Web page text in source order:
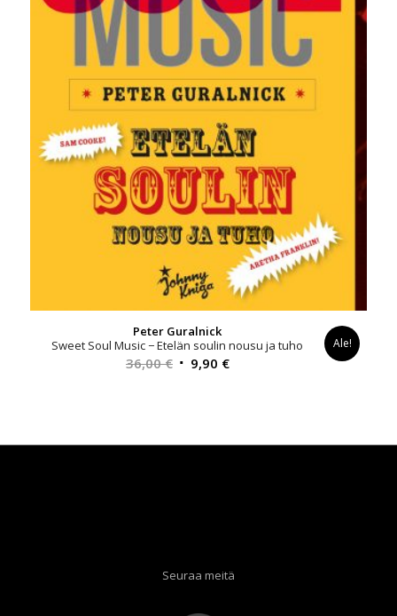
Peter Guralnick
Sweet Soul Music − Etelän soulin nousu ja tuho
36,00€ Alkuperäinen
9,90 €Nykyinen
Ale!
Seuraa meitä